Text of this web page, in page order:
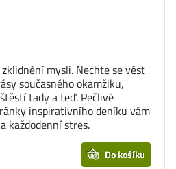
mysli. Nechte se vést
současného okamžiku,
tady a teď. Pečlivě
inspirativního deníku vám
každodenní stres.
Do košíku